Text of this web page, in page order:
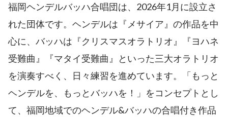
福岡ヘンデルバッハ合唱団は、2026年1月に設立さ
れた団体です。ヘンデルは『メサイア』の作品を中
心に、バッハは『クリスマスオラトリオ』『ヨハネ
受難曲』『マタイ受難曲』といった三大オラトリオ
を演奏すべく、日々練習を進めています。「もっと
ヘンデルを、もっとバッハを！」をコンセプトとし
て、福岡地域でのヘンデル&バッハの合唱付き作品